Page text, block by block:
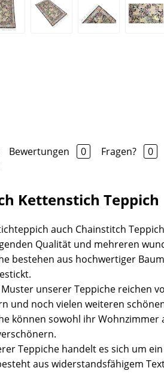
Bewertungen 0 Fragen? 0
Kettenstich Teppich
auch Chainstitch
Qualität und mehreren
bestehen aus hochwertiger
unserer Teppiche reichen
und noch vielen weiteren
können sowohl ihr
Teppiche handelt es sich um
aus widerstandsfähigem